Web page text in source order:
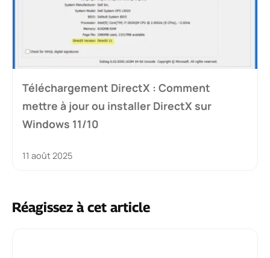
Téléchargement DirectX : Comment
mettre à jour ou installer DirectX sur
Windows 11/10
11 août 2025
Réagissez à cet article